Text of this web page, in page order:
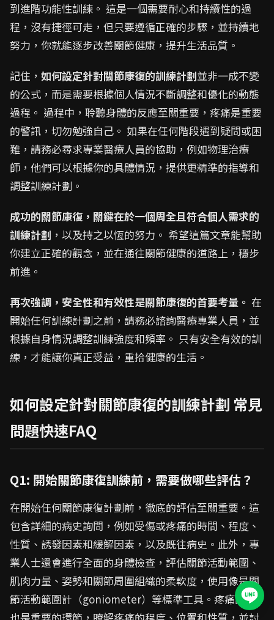
到進階功能性訓練。 這是一個需要耐心和持續性的過
程，沒有捷徑可走，但只要遵循正確的步驟，並持續地
努力，你就能逐步改善關節健康，提升生活品質。
記住， 如何設定針對關節康復的訓練計劃並非一成不變
的公式，而是需要根據個人情況不斷調整和優化的動態
過程。 過程中，聆聽身體的反應至關重要，疼痛是重要
的警訊，切勿勉強自己。 如果在任何階段遇到疑問或困
難，請務必尋求專業醫療人員的協助，例如物理治療
師，他們可以根據你的具體情況，提供更精準的指導和
調整訓練計劃。
成功的關節康復，關鍵在於一個周全且符合個人需求的
訓練計劃 ，以及持之以恆的努力。 希望這篇文章能幫助
你建立正確的觀念，並在通往關節健康的道路上，穩步
前進。
再次強調，安全性和有效性是關節康復的首要考量。 在
開始任何訓練計劃之前，請務必諮詢醫療專業人員，並
根據自身情況調整訓練強度和頻率。 只有安全有效的訓
練，才能讓你真正受益，重拾健康的生活。
如何設定針對關節康復的訓練計劃 常見
問題快速FAQ
Q1: 開始關節康復訓練前，需要做哪些評估？
在開始任何關節康復計劃前，徹底的評估至關重要。這
包含詳細的病史詢問，例如受傷或疼痛的時間、程度、
性質、誘發因素和緩解因素，以及既往病史。此外，專
業人士還會進行全面的身體檢查，評估關節活動範圍、
肌肉力量、姿勢和關節周圍組織的柔軟度，使用像是關
節活動範圍計（goniometer）等標準工具。疼痛評估